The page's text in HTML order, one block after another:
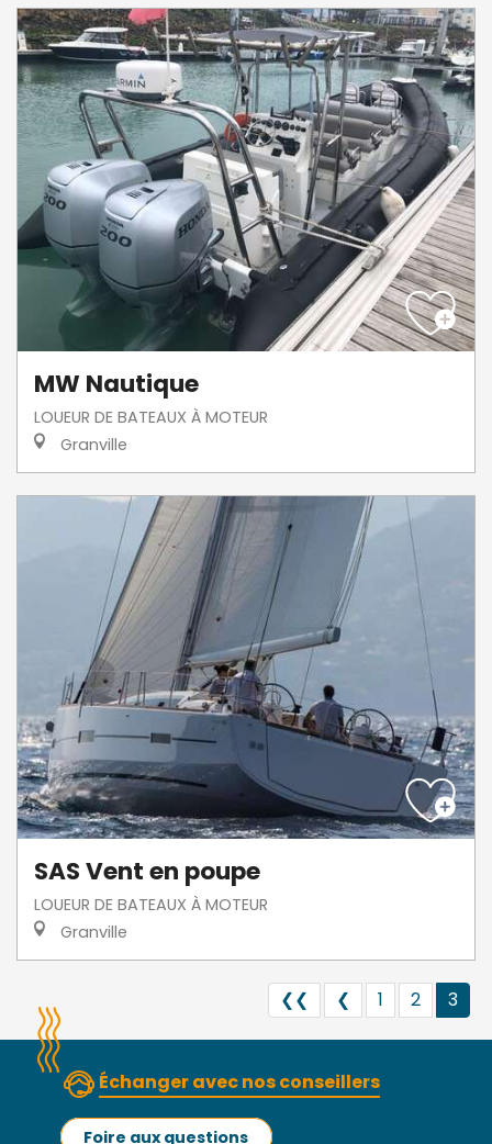
MW Nautique
LOUEUR DE BATEAUX À MOTEUR
Granville
SAS Vent en poupe
LOUEUR DE BATEAUX À MOTEUR
Granville
❮❮ ❮ 1 2 3
Échanger avec nos conseillers
Foire aux questions